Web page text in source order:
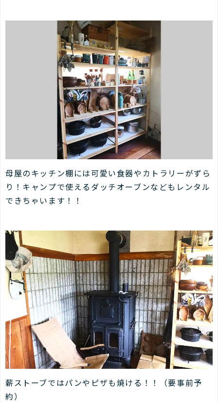
母屋のキッチン棚には可愛い食器やカトラリーがずら
り！キャンプで使えるダッチオーブンなどもレンタル
できちゃいます！！
薪ストーブではパンやピザも焼ける！！（要事前予
約）